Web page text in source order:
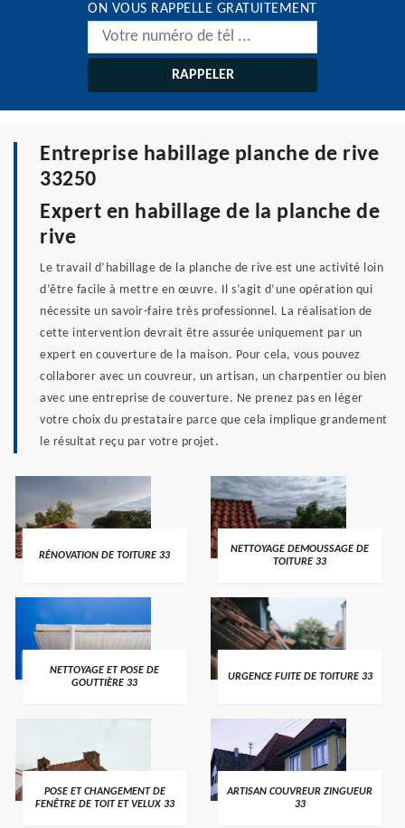
ON VOUS RAPPELLE GRATUITEMENT
Entreprise habillage planche de rive
33250
Expert en habillage de la planche de
rive
Le travail d’habillage de la planche de rive est une activité loin
d’être facile à mettre en œuvre. Il s’agit d’une opération qui
nécessite un savoir-faire très professionnel. La réalisation de
cette intervention devrait être assurée uniquement par un
expert en couverture de la maison. Pour cela, vous pouvez
collaborer avec un couvreur, un artisan, un charpentier ou bien
avec une entreprise de couverture. Ne prenez pas en léger
votre choix du prestataire parce que cela implique grandement
le résultat reçu par votre projet.
RÉNOVATION DE TOITURE 33
NETTOYAGE DEMOUSSAGE DE
TOITURE 33
NETTOYAGE ET POSE DE
GOUTTIÈRE 33
URGENCE FUITE DE TOITURE 33
POSE ET CHANGEMENT DE
FENÊTRE DE TOIT ET VELUX 33
ARTISAN COUVREUR ZINGUEUR
33